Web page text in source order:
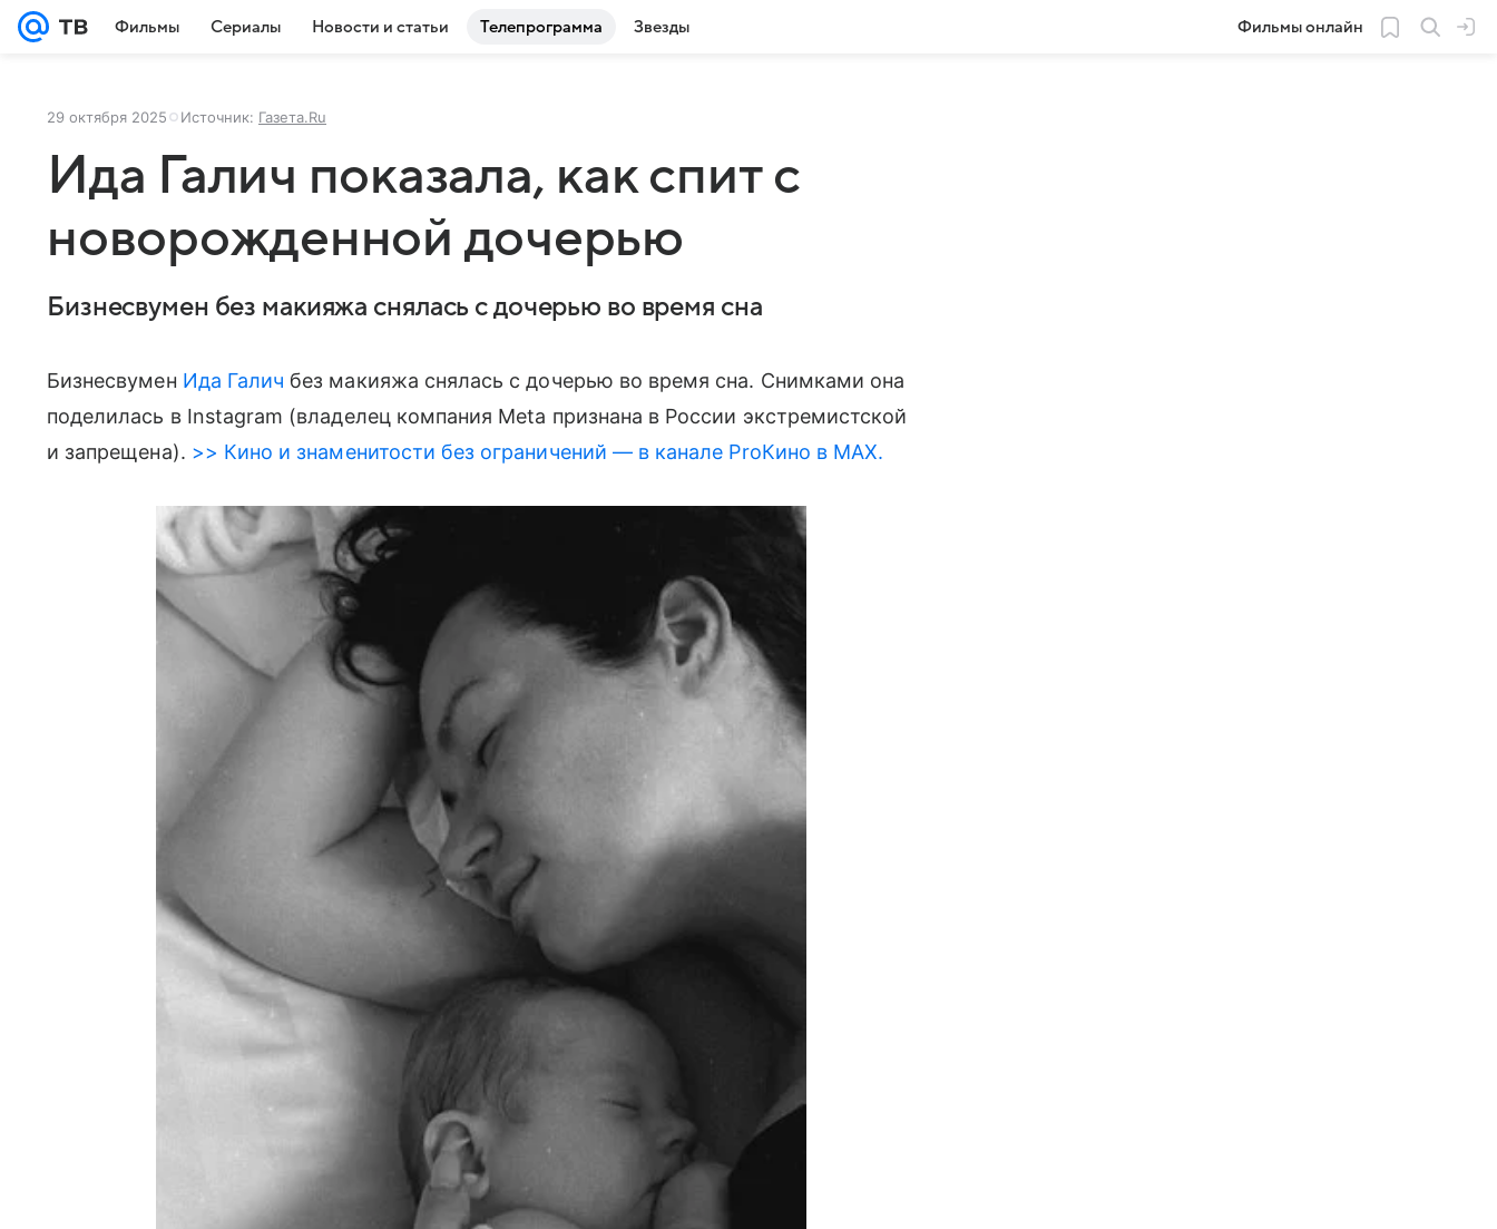
Фильмы Сериалы Новости и статьи Телепрограмма Звезды Фильмы онлайн
29 октября 2025 Источник: Газета.Ru
Ида Галич показала, как спит с
новорожденной дочерью
Бизнесвумен без макияжа снялась с дочерью во время сна
Бизнесвумен Ида Галич без макияжа снялась с дочерью во время сна. Снимками она
поделилась в Instagram (владелец компания Meta признана в России экстремистской
и запрещена). >> Кино и знаменитости без ограничений — в канале ProКино в MAX.